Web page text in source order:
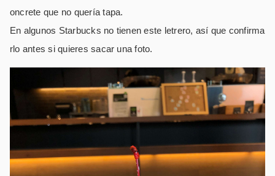
oncrete que no quería tapa.
En algunos Starbucks no tienen este letrero, así que confirma
rlo antes si quieres sacar una foto.